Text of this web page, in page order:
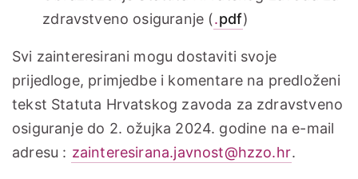
zdravstveno osiguranje (.pdf)
Svi zainteresirani mogu dostaviti svoje
prijedloge, primjedbe i komentare na predloženi
tekst Statuta Hrvatskog zavoda za zdravstveno
osiguranje do 2. ožujka 2024. godine na e-mail
adresu : zainteresirana.javnost@hzzo.hr.